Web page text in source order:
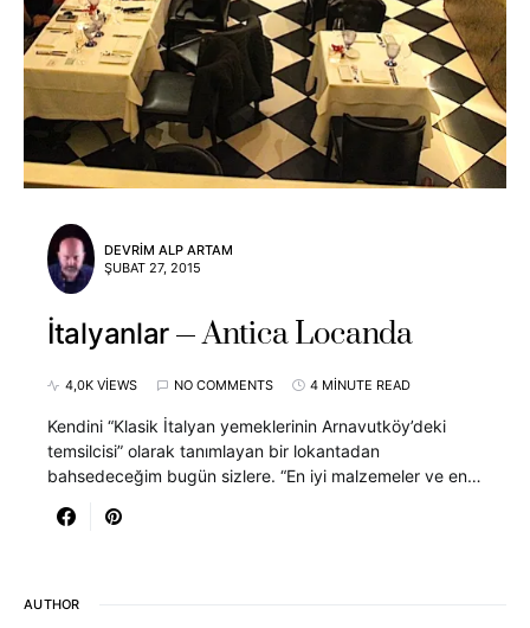
DEVRIM ALP ARTAM
ŞUBAT 27, 2015
İtalyanlar Antica Locanda
4,0K VIEWS NO COMMENTS 4 MINUTE READ
Kendini “Klasik İtalyan yemeklerinin Arnavutköy’deki
temsilcisi” olarak tanımlayan bir lokantadan
bahsedeceğim bugün sizlere. “En iyi malzemeler ve en…
AUTHOR